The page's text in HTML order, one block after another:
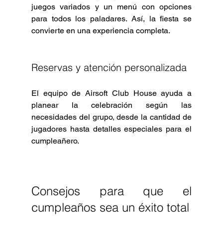
juegos variados y un menú con opciones
para todos los paladares. Así, la fiesta se
convierte en una experiencia completa.
Reservas y atención personalizada
El equipo de Airsoft Club House ayuda a
planear la celebración según las
necesidades del grupo, desde la cantidad de
jugadores hasta detalles especiales para el
cumpleañero.
Consejos para que el
cumpleaños sea un éxito total